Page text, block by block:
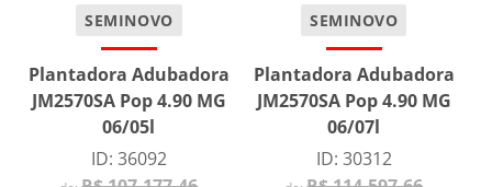
SEMINOVO
Plantadora Adubadora
JM2570SA Pop 4.90 MG
06/05l
ID: 36092
SEMINOVO
Plantadora Adubadora
JM2570SA Pop 4.90 MG
06/07l
ID: 30312